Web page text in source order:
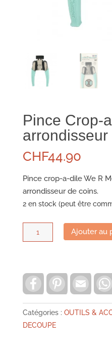
Pince Crop-
CHF44.90
Pince crop-a-dile We R
arrondisseur de coins.
2 en stock (peut être
de
a-
dile
arrondisseur
de
coins
Ajouter au
c
e
b
o
o
n
t
e
a
i
l
Catégories : OUTILS &
DECOUPE